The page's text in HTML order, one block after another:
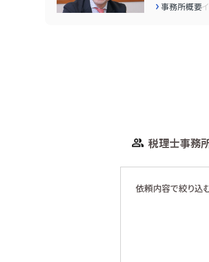
事務所概要
税理士事務
依頼内容で絞り込